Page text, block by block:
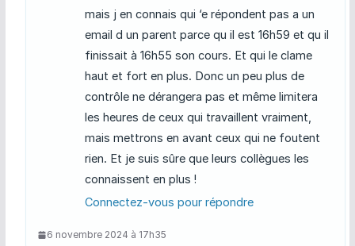
mais j en connais qui ‘e répondent pas a un
email d un parent parce qu il est 16h59 et qu il
finissait à 16h55 son cours. Et qui le clame
haut et fort en plus. Donc un peu plus de
contrôle ne dérangera pas et même limitera
les heures de ceux qui travaillent vraiment,
mais mettrons en avant ceux qui ne foutent
rien. Et je suis sûre que leurs collègues les
connaissent en plus !
Connectez-vous pour répondre
6 novembre 2024 à 17h35